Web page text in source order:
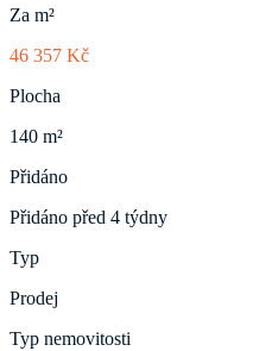
Za m²
46 357 Kč
Plocha
140 m²
Přidáno
Přidáno před 4 týdny
Typ
Prodej
Typ nemovitosti